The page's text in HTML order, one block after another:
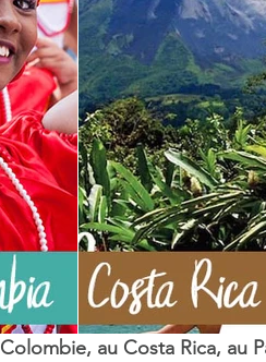
Colombie, au Costa Rica, au